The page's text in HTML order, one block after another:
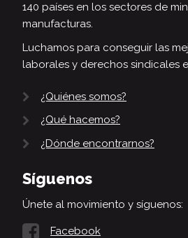
140 países en los sectores de
manufacturas.
Luchamos para conseguir las
laborales y derechos sindicales
¿Quiénes somos?
¿Qué hacemos?
¿Dónde encontrarnos?
Síguenos
Únete al movimiento y síguenos:
Facebook